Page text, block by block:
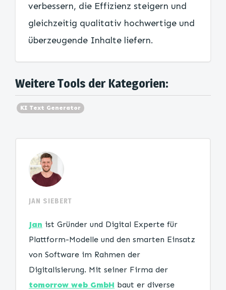
verbessern, die Effizienz steigern und
gleichzeitig qualitativ hochwertige und
überzeugende Inhalte liefern.
Weitere Tools der Kategorien:
KI Text Generator
JAN SIEBERT
Jan ist Gründer und Digital Experte für
Plattform-Modelle und den smarten Einsatz
von Software im Rahmen der
Digitalisierung. Mit seiner Firma der
tomorrow web GmbH baut er diverse